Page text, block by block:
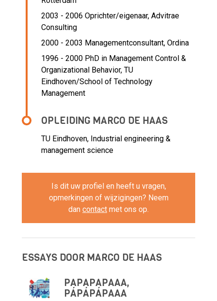
2003 - 2006 Oprichter/eigenaar, Advitrae
Consulting
2000 - 2003 Managementconsultant, Ordina
1996 - 2000 PhD in Management Control &
Organizational Behavior, TU
Eindhoven/School of Technology
Management
OPLEIDING MARCO DE HAAS
TU Eindhoven, Industrial engineering &
management science
Is dit uw profiel en heeft u vragen,
opmerkingen of wijzigingen? Neem
dan contact met ons op.
ESSAYS DOOR MARCO DE HAAS
PÁPÁPÁPAAA,
PÁPÁPÁPAAA